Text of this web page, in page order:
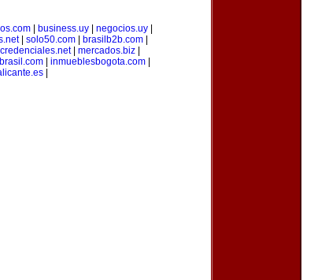
| business.uy| negocios.uy|
| solo50.com| brasilb2b.com|
credenciales.net| mercados.biz
| inmueblesbogota.com|